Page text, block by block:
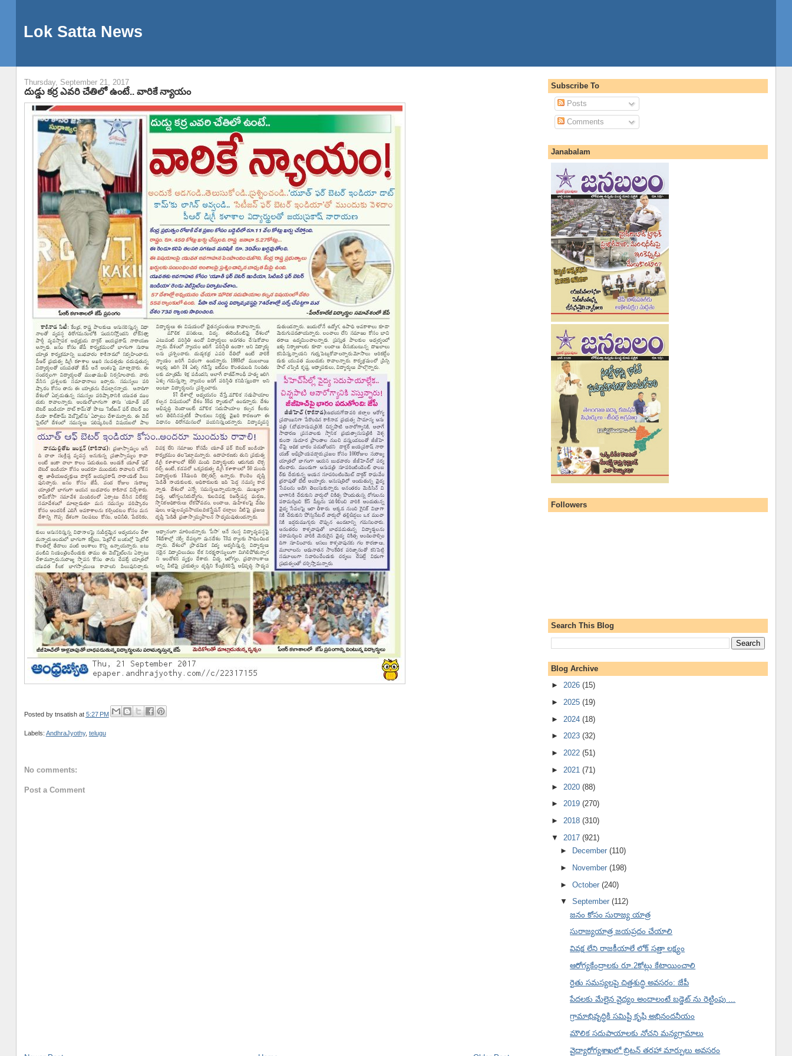
Lok Satta News
Thursday, September 21, 2017
దుడ్డు కర్ర ఎవరి చేతిలో ఉంటే.. వారికే న్యాయం
Posted by tnsatish at 5:27 PM
Labels: AndhraJyothy, telugu
No comments:
Post a Comment
Subscribe To
Posts
Comments
Janabalam
Followers
Search This Blog
Blog Archive
► 2026 (15)
► 2025 (19)
► 2024 (18)
► 2023 (32)
► 2022 (51)
► 2021 (71)
► 2020 (88)
► 2019 (270)
► 2018 (310)
▼ 2017 (921)
►
December(110)
►
November(198)
►October(240)
▼September(112)
జనం కోసం సురాజ్య యాత్ర
సురాజ్యయాత్ర జయప్రదం చేయాలి
వివక్ష లేని రాజకీయాలే లోక్ సత్తా లక్ష్యం
ఆరోగ్యకేంద్రాలకు రూ.2కోట్లు కేటాయించాలి
రైతు సమస్యలపై చిత్తశుద్ధి అవసరం: జేపీ
పేదలకు మేలైన వైద్యం అందాలంటే బడ్జెట్ ను రెట్టింపు ...
గ్రామాభివృద్ధికి సమిష్టి కృషి అభినందనీయం
మౌలిక సదుపాయాలకు నోచని మన్యగ్రామాలు
వైద్యారోగ్యశాఖలో బ్రిటన్ తరహా మార్పులు అవసరం